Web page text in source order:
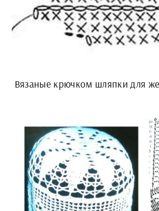
Вязаные крючком шляпки для